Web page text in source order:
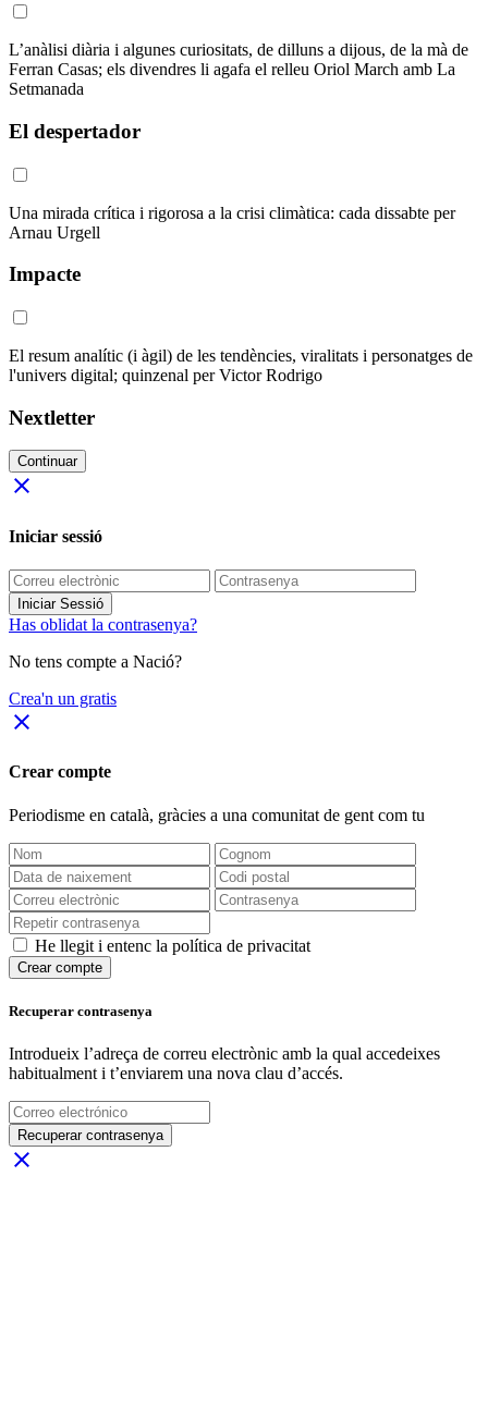
L’anàlisi diària i algunes curiositats, de dilluns a dijous, de la mà de
Ferran Casas; els divendres li agafa el relleu Oriol March amb La
Setmanada
El despertador
Una mirada crítica i rigorosa a la crisi climàtica: cada dissabte per
Arnau Urgell
Impacte
El resum analític (i àgil) de les tendències, viralitats i personatges de
l'univers digital; quinzenal per Victor Rodrigo
Nextletter
Continuar
close
Iniciar sessió
Iniciar Sessió
Has oblidat la contrasenya?
No tens compte a Nació?
Crea'n un gratis
close
Crear compte
Periodisme en català, gràcies a una comunitat de gent com tu
He llegit i entenc la política de privacitat
Crear compte
Recuperar contrasenya
Introdueix l’adreça de correu electrònic amb la qual accedeixes
habitualment i t’enviarem una nova clau d’accés.
Recuperar contrasenya
close